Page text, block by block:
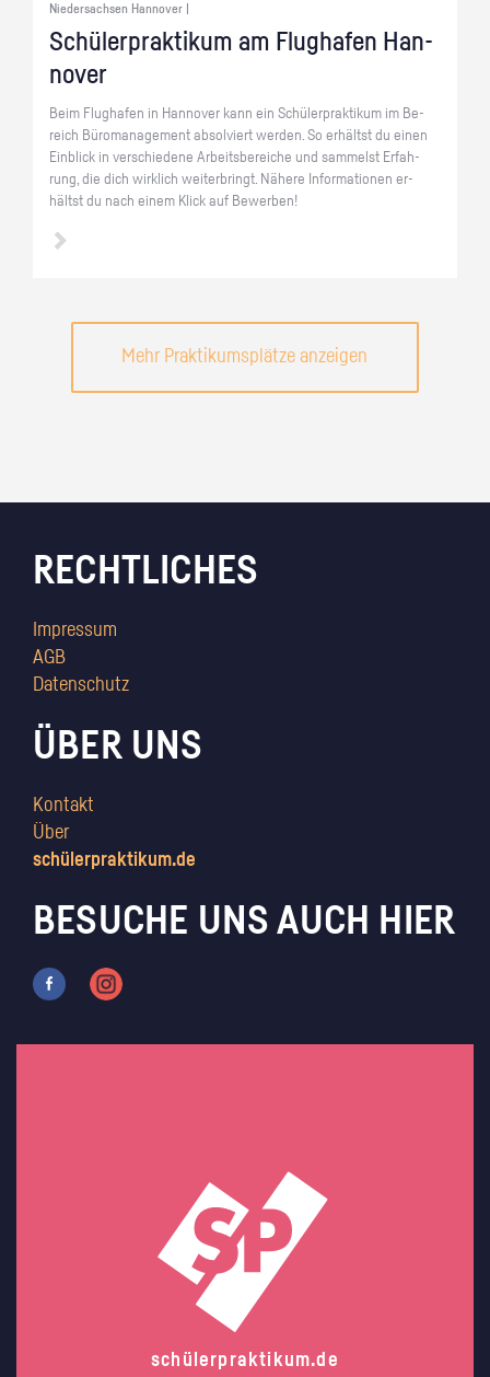
Niedersachsen Hannover |
Schü­ler­prak­ti­kum am Flug­ha­fen Han­
no­ver
Beim Flug­ha­fen in Han­no­ver kann ein Schü­ler­prak­ti­kum im Be­
reich Bü­ro­ma­nage­ment ab­sol­viert wer­den. So er­hältst du einen
Ein­blick in ver­schie­de­ne Ar­beits­be­rei­che und sam­melst Er­fah­
rung, die dich wirk­lich wei­ter­bringt. Nä­he­re In­for­ma­tio­nen er­
hältst du nach einem Klick auf Be­wer­ben!
Mehr Praktikumsplätze anzeigen
RECHTLICHES
Impressum
AGB
Datenschutz
ÜBER UNS
Kontakt
Über
schülerpraktikum.de
BESUCHE UNS AUCH HIER
schülerpraktikum.de